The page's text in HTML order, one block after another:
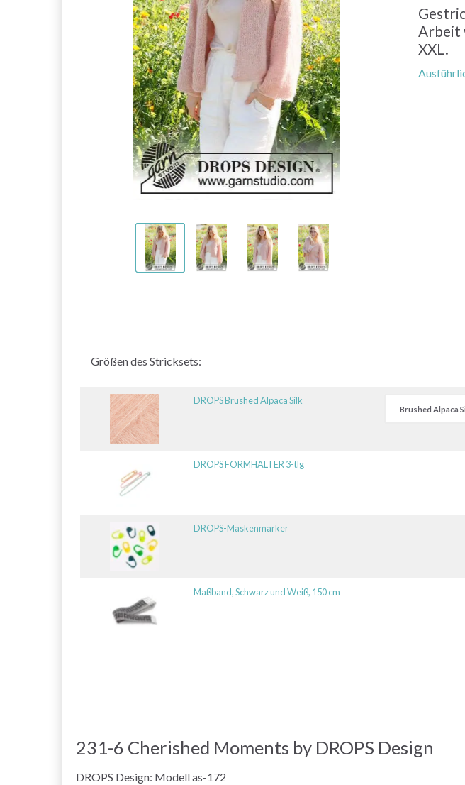
Arbeit
XXL.
Größen des Stricksets:
DROPS Brushed Alpaca Silk
DROPS FORMHALTER 3-tlg
DROPS-Maskenmarker
Maßband, Schwarz und Weiß, 150 cm
231-6 Cherished Moments by DROPS Design
DROPS Design: Modell as-172